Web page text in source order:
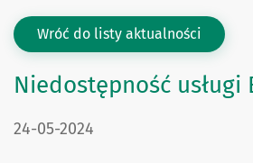
Wróć do listy aktualności
Niedostępność usługi
DATA PUBLIKACJI:
24-05-2024